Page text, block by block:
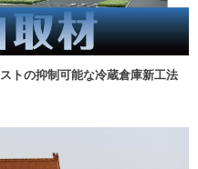
トの抑制可能な冷蔵倉庫新工法